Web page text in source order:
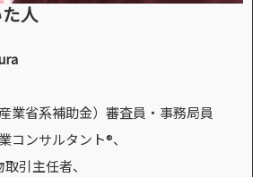
人
業省系補助金）審査員・事務局員
コンサルタント®、
引主任者、